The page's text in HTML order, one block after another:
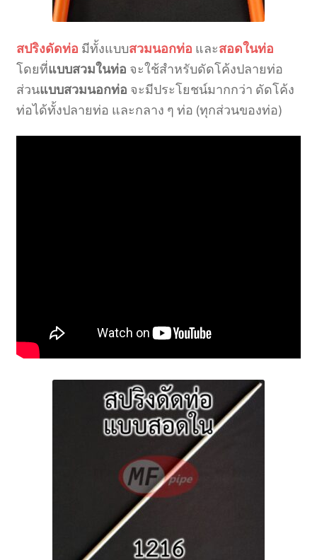
สปริงดัดท่อ มีทั้งแบบสวมนอกท่อ และสอดในท่อ
โดยที่แบบสวมในท่อ จะใช้สำหรับดัดโค้งปลายท่อ
ส่วนแบบสวมนอกท่อ จะมีประโยชน์มากกว่า ดัดโค้ง
ท่อได้ทั้งปลายท่อ และกลาง ๆ ท่อ (ทุกส่วนของท่อ)